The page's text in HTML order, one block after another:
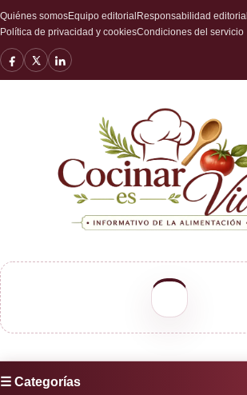
Quiénes somosEquipo editorial Responsabilidad editorial
Política de privacidad y cookiesCondiciones del servicio
☰ Categorías